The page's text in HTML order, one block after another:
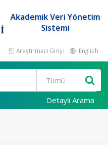
Akademik Veri Yönetim
Sistemi
Araştırmacı Girişi English
Detaylı Arama